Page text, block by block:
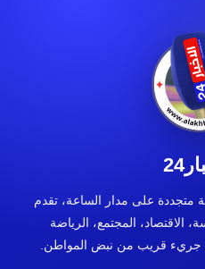
متجددة على مدار الساعة، تقدم
الاقتصاد، المجتمع، الرياضة
جريء قريب من نبض المواطن.